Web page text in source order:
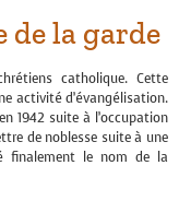
de la garde
catholique. Cette
activité d’évangélisation.
1942 suite à l’occupation
de noblesse suite à une
finalement le nom de la